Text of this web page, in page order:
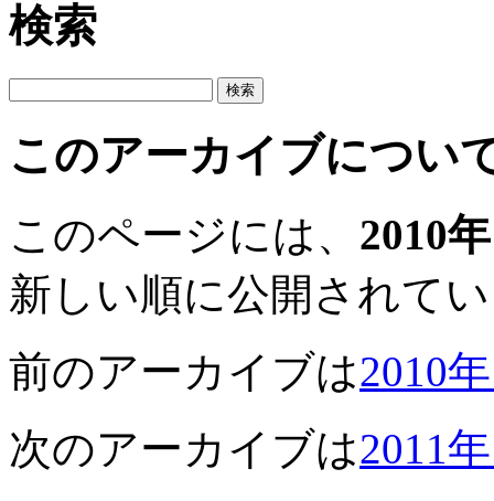
検索
このアーカイブについ
このページには、 2010
新しい順に公開されて
前のアーカイブは2010
次のアーカイブは2011